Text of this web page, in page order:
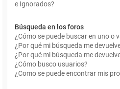
e Ignorados?
Búsqueda en los foros
¿Cómo se puede buscar en uno o
¿Por qué mi búsqueda me
¿Por qué mi búsqueda me
¿Cómo busco usuarios?
¿Como se puede encontrar mis